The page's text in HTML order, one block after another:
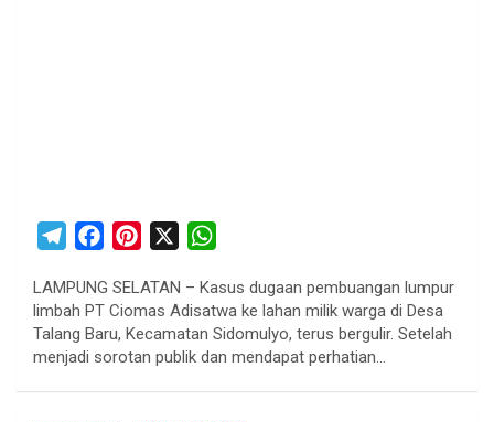
l
e
g
c
e
b
n
t
e
a
t
s
LAMPUNG SELATAN – Kasus dugaan pembuangan lumpur
limbah PT Ciomas Adisatwa ke lahan milik warga di Desa
Talang Baru, Kecamatan Sidomulyo, terus bergulir. Setelah
menjadi sorotan publik dan mendapat perhatian…